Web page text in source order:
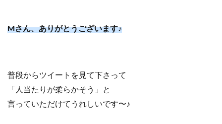
Mさん、ありがとうございます♪
普段からツイートを見て下さって
「人当たりが柔らかそう」と
言っていただけてうれしいです〜♪